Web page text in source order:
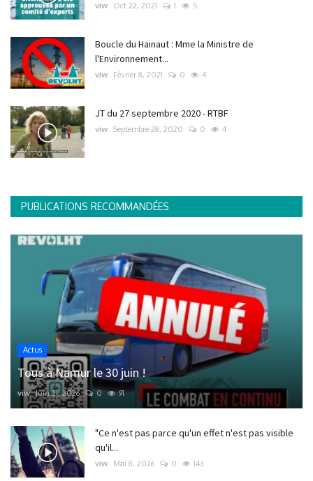
viw Oct 22, 2021 1 5
Boucle du Hainaut : Mme la Ministre de
l'Environnement...
viw Février 8, 2021 0 4
JT du 27 septembre 2020 - RTBF
viw Septembre 28, 2020 0 4
PUBLICATIONS RECOMMANDÉES
Actus
Tous à Namur le 30 juin !
viw Juin 21, 2026 0 91
"Ce n'est pas parce qu'un effet n'est pas visible
qu'il...
viw Mai 8, 2026 0 143